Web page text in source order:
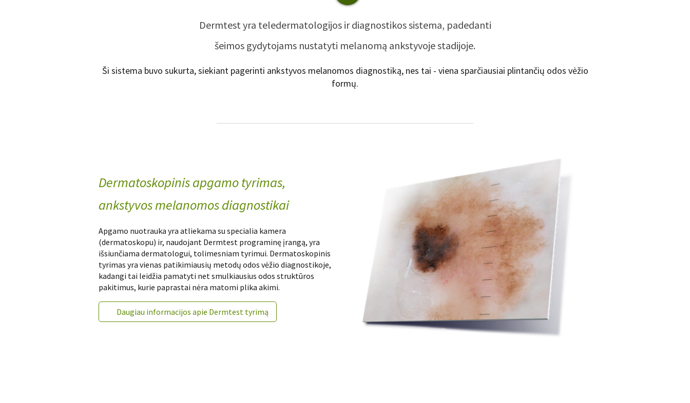
Dermtest yra teledermatologijos ir diagnostikos sistema, padedanti
šeimos gydytojams nustatyti melanomą ankstyvoje stadijoje.
Ši sistema buvo sukurta, siekiant pagerinti ankstyvos melanomos diagnostiką, nes tai - viena sparčiausiai plintančių odos vėžio
formų.
Dermatoskopinis apgamo tyrimas,
ankstyvos melanomos diagnostikai
Apgamo nuotrauka yra atliekama su specialia kamera
(dermatoskopu) ir, naudojant Dermtest programinę įrangą, yra
išsiunčiama dermatologui, tolimesniam tyrimui. Dermatoskopinis
tyrimas yra vienas patikimiausių metodų odos vėžio diagnostikoje,
kadangi tai leidžia pamatyti net smulkiausius odos struktūros
pakitimus, kurie paprastai nėra matomi plika akimi.
Daugiau informacijos apie Dermtest tyrimą